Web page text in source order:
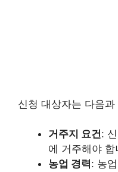
신청 대상자는 다음과
거주지 요건:
에 거주해야 합
농업 경력: 농